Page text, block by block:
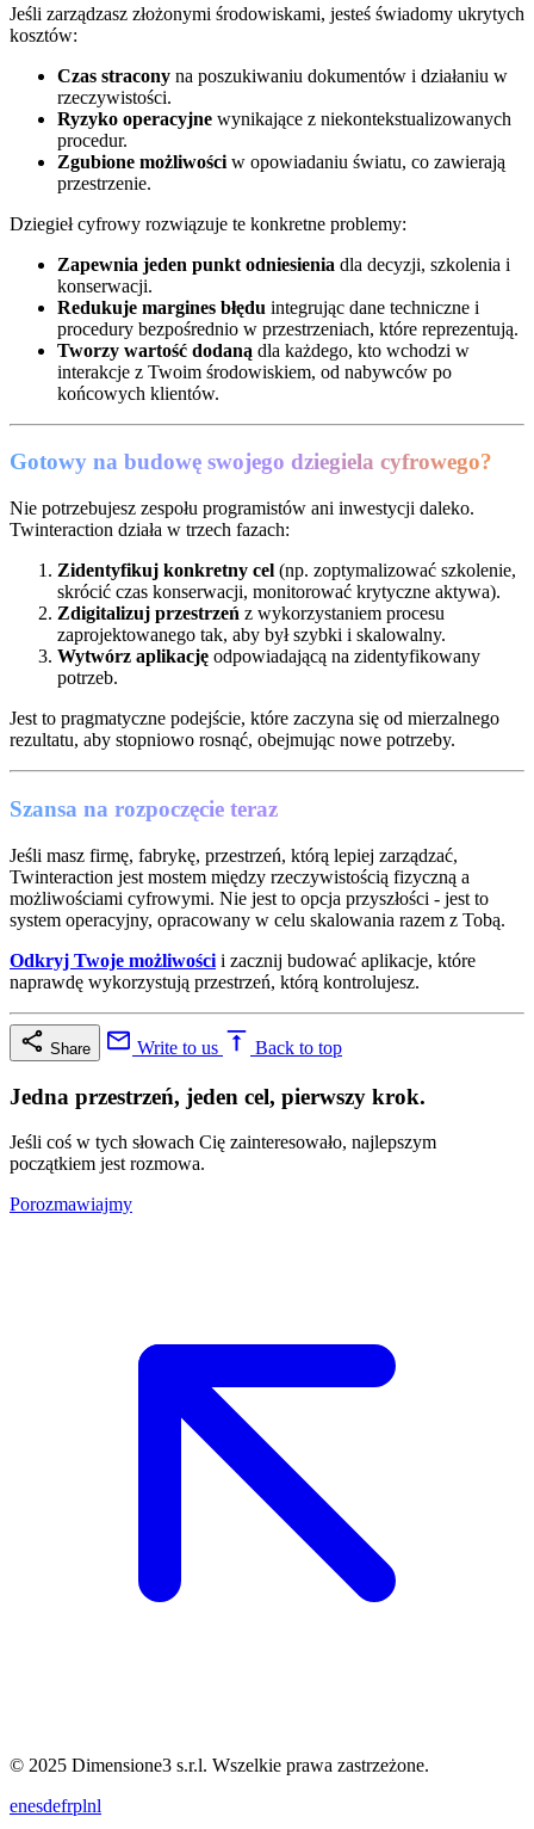
Jeśli zarządzasz złożonymi środowiskami, jesteś świadomy ukrytych
kosztów:
Czas stracony na poszukiwaniu dokumentów i działaniu w
rzeczywistości.
Ryzyko operacyjne wynikające z niekontekstualizowanych
procedur.
Zgubione możliwości w opowiadaniu światu, co zawierają
przestrzenie.
Dziegieł cyfrowy rozwiązuje te konkretne problemy:
Zapewnia jeden punkt odniesienia dla decyzji, szkolenia i
konserwacji.
Redukuje margines błędu integrując dane techniczne i
procedury bezpośrednio w przestrzeniach, które reprezentują.
Tworzy wartość dodaną dla każdego, kto wchodzi w
interakcje z Twoim środowiskiem, od nabywców po
końcowych klientów.
Gotowy na budowę swojego dziegiela cyfrowego?
Nie potrzebujesz zespołu programistów ani inwestycji daleko.
Twinteraction działa w trzech fazach:
Zidentyfikuj konkretny cel (np. zoptymalizować szkolenie,
skrócić czas konserwacji, monitorować krytyczne aktywa).
Zdigitalizuj przestrzeń z wykorzystaniem procesu
zaprojektowanego tak, aby był szybki i skalowalny.
Wytwórz aplikację odpowiadającą na zidentyfikowany
potrzeb.
Jest to pragmatyczne podejście, które zaczyna się od mierzalnego
rezultatu, aby stopniowo rosnąć, obejmując nowe potrzeby.
Szansa na rozpoczęcie teraz
Jeśli masz firmę, fabrykę, przestrzeń, którą lepiej zarządzać,
Twinteraction jest mostem między rzeczywistością fizyczną a
możliwościami cyfrowymi. Nie jest to opcja przyszłości - jest to
system operacyjny, opracowany w celu skalowania razem z Tobą.
Odkryj Twoje możliwości i zacznij budować aplikacje, które
naprawdę wykorzystują przestrzeń, którą kontrolujesz.
Share Write to us Back to top
Jedna przestrzeń, jeden cel, pierwszy krok.
Jeśli coś w tych słowach Cię zainteresowało, najlepszym
początkiem jest rozmowa.
Porozmawiajmy
© 2025 Dimensione3 s.r.l. Wszelkie prawa zastrzeżone.
enesdefrplnl